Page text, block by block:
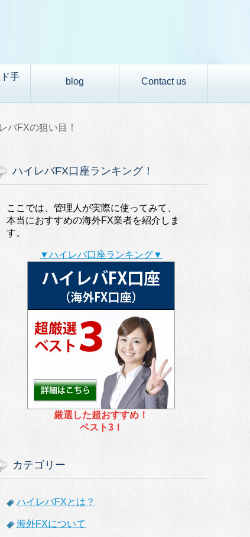
手
blog Contact us
バFXの狙い目！
ハイレバFX口座ランキング！
ここでは、管理人が実際に使ってみて、
本当におすすめの海外FX業者を紹介しま
す。
▼ハイレバ口座ランキング▼
厳選した超おすすめ！
ベスト3！
カテゴリー
ハイレバFXとは？
海外FXについて